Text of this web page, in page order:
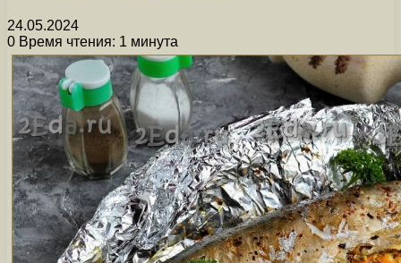
24.05.2024
0 Время чтения: 1 минута